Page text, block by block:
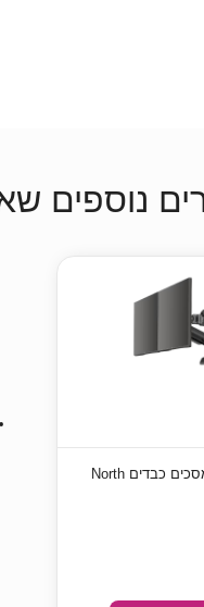
נוספים
זרוע כפולה ל-2 מסכים כבדים North